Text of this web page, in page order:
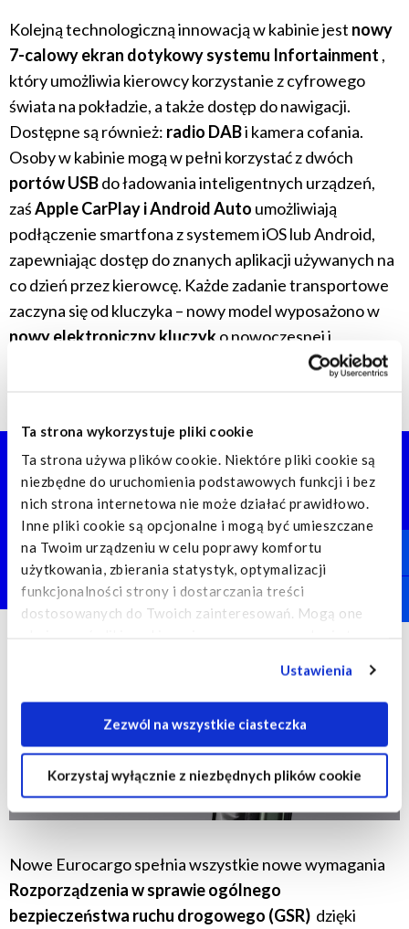
Ta strona wykorzystuje pliki cookie
Ta strona używa plików cookie. Niektóre pliki cookie są
niezbędne do uruchomienia podstawowych funkcji i bez
nich strona internetowa nie może działać prawidłowo.
Inne pliki cookie są opcjonalne i mogą być umieszczane
na Twoim urządzeniu w celu poprawy komfortu
użytkowania, zbierania statystyk, optymalizacji
funkcjonalności strony i dostarczania treści
dostosowanych do Twoich zainteresowań. Mogą one
internetowych i mogą być wykorzystywane przez takie
strony trzecie również do ich celów. Kliknij "Ustawienia",
aby uzyskać szczegółowe informacje o tym, jakie pliki
cookie są umieszczane na Twoim urządzeniu i jak są one
Jeśli akceptujesz wszystkie opcjonalne pliki cookie,
typy opcjonalnych plików cookie może używać ta strona,
wybierz "Ustawienia ", a następnie kliknij "OK", aby
zapisać swoje preferencje.
Ustawienia
Zezwól na wszystkie ciasteczka
Korzystaj wyłącznie z niezbędnych plików cookie
Kolejną technologiczną innowacją w kabinie jest nowy
7-calowy ekran dotykowy systemu Infortainment ,
który umożliwia kierowcy korzystanie z cyfrowego
świata na pokładzie, a także dostęp do nawigacji.
Dostępne są również: radio DABi kamera cofania.
Osoby w kabinie mogą w pełni korzystać z dwóch
portów USBdo ładowania inteligentnych urządzeń,
zaśApple CarPlay i Android Auto umożliwiają
podłączenie smartfona z systemem iOS lub Android,
zapewniając dostęp do znanych aplikacji używanych na
co dzień przez kierowcę. Każde zadanie transportowe
zaczyna się od kluczyka – nowy model wyposażono w
nowy elektroniczny kluczyko nowoczesnej i
wytrzymałej konstrukcji, dostosowanej do trudów
Nowe zaawansowane systemy
wspomagające kierowcę (ADAS) oraz
funkcje
jazdy autonomicznej poziomu 2 zapewniają
znakomite wrażenia
z jazdy oraz poprawiają bezpieczeństwo.
Nowe Eurocargo spełnia wszystkie nowe wymagania
Rozporządzenia w sprawie ogólnego
bezpieczeństwa ruchu drogowego (GSR) dzięki